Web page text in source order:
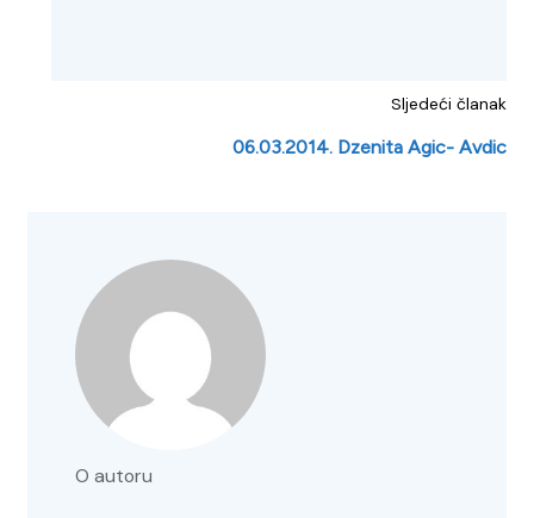
Sljedeći članak
06.03.2014. Dzenita Agic- Avdic
O autoru